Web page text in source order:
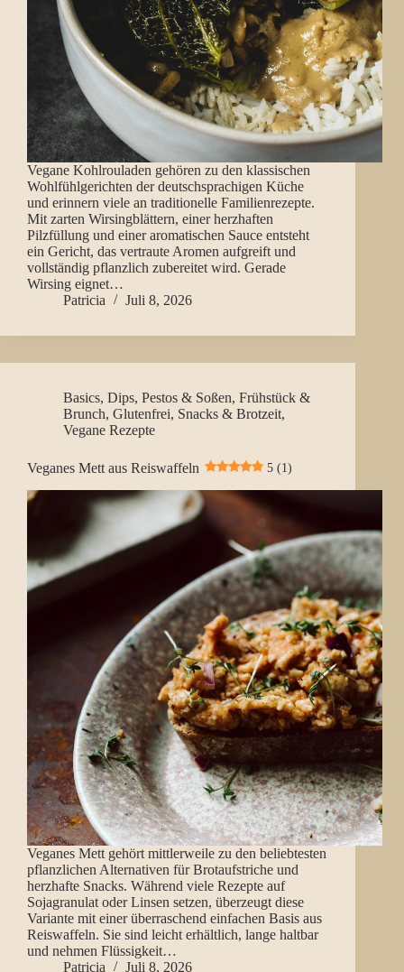
Vegane Kohlrouladen gehören zu den klassischen
Wohlfühlgerichten der deutschsprachigen Küche
und erinnern viele an traditionelle Familienrezepte.
Mit zarten Wirsingblättern, einer herzhaften
Pilzfüllung und einer aromatischen Sauce entsteht
ein Gericht, das vertraute Aromen aufgreift und
vollständig pflanzlich zubereitet wird. Gerade
Wirsing eignet…
Patricia
Juli 8, 2026
Basics, Dips, Pestos & Soßen, Frühstück &
Brunch, Glutenfrei, Snacks & Brotzeit,
Vegane Rezepte
Veganes Mett aus Reiswaffeln 5 (1)
Veganes Mett gehört mittlerweile zu den beliebtesten
pflanzlichen Alternativen für Brotaufstriche und
herzhafte Snacks. Während viele Rezepte auf
Sojagranulat oder Linsen setzen, überzeugt diese
Variante mit einer überraschend einfachen Basis aus
Reiswaffeln. Sie sind leicht erhältlich, lange haltbar
und nehmen Flüssigkeit…
Patricia
Juli 8, 2026